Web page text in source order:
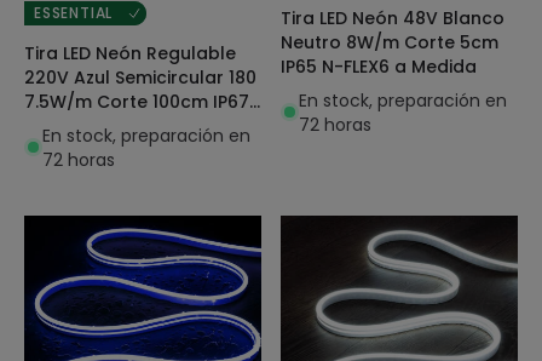
ESSENTIAL
Tira LED Neón Regulable
220V Azul Semicircular 180
7.5W/m Corte 100cm IP67
a Medida
En stock, preparación en
72 horas
Tira LED Neón 48V Blanco
Neutro 8W/m Corte 5cm
IP65 N-FLEX6 a Medida
En stock, preparación en
72 horas